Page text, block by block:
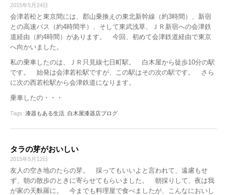
2015年5月24日
会津若松と東京間には、郡山乗換えの東北新幹線（約3時間）、新宿
との高速バス（約4時間半）、そして東武浅草、ＪＲ新宿への会津鉄
道経由（約4時間）があります。 今回、初めて会津鉄道経由で東京
へ向かいました。
私の乗車したのは、ＪＲ只見線七日町駅。 白木屋から徒歩10分の駅
です。 始発は会津若松駅ですが、この駅はその次の駅です。 さら
に次の西若松駅から会津鉄道になります。
乗車したの・・・
Tags: 漆器もある生活 白木屋漆器店ブログ
タラの芽がおいしい
2015年5月12日
友人の空き地のたらの芽。 採ってもいいよと言われて、遠慮もせ
ず、朝の散歩のときに寄らせてもらいました。 朝採りして、夜は我
が家の天麩羅に。 今までも料理屋で食べましたが、こんなにおいし